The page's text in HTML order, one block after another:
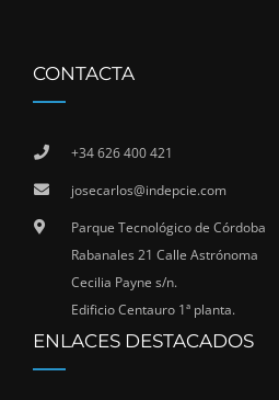
CONTACTA
+34 626 400 421
josecarlos@indepcie.com
Parque Tecnológico de Córdoba
Rabanales 21 Calle Astrónoma
Cecilia Payne s/n.
Edificio Centauro 1ª planta.
ENLACES DESTACADOS